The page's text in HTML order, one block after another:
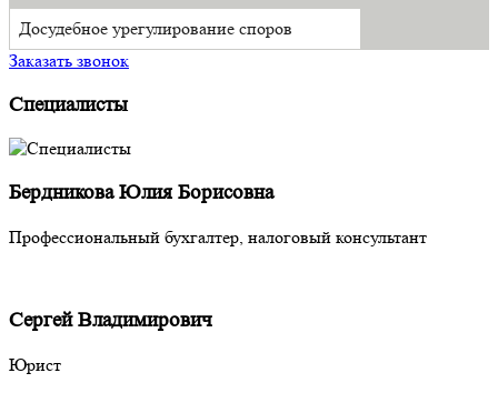
Досудебное урегулирование споров
Заказать звонок
Специалисты
Бердникова Юлия Борисовна
Профессиональный бухгалтер, налоговый консультант
Сергей Владимирович
Юрист